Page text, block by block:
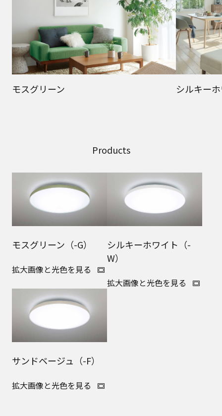
モスグリーン シルキー
Products
モスグリーン（-G）
拡大画像と光色を見る
シルキーホワイト（-
W）
拡大画像と光色を見る
サンドベージュ（-F）
拡大画像と光色を見る